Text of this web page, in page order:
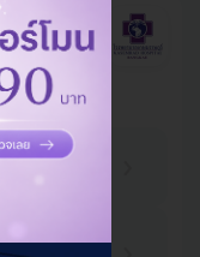
1,980 บาท
4,158 บาท